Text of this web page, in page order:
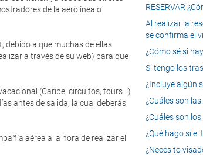
de la aerolínea o
debido a que muchas de ellas
a través de su web) para que
(Caribe, circuitos, tours...)
antes de salida, la cual deberás
aérea a la hora de realizar el
RESERVAR
Al realizar la
se confirma el
¿Cómo sé si
Si tengo los
¿Incluye algún
¿Cuáles son
¿Cuáles son
¿Qué hago si
¿Necesito